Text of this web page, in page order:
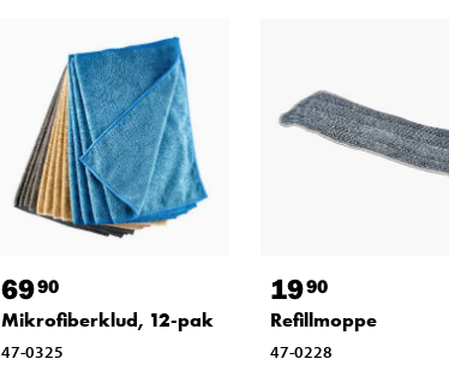
6990
Mikrofiberklud, 12-pak
47-0325
1990
Refillmoppe
47-0228